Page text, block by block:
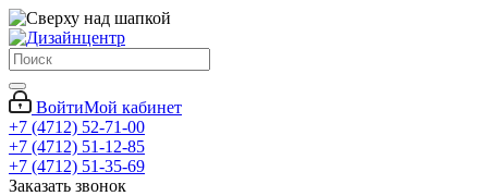
ВойтиМой кабинет
+7 (4712) 52-71-00
+7 (4712) 51-12-85
+7 (4712) 51-35-69
Заказать звонок